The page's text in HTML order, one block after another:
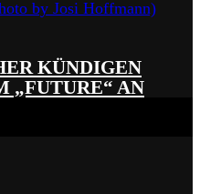
KÜNDIGEN
„FUTURE“ AN